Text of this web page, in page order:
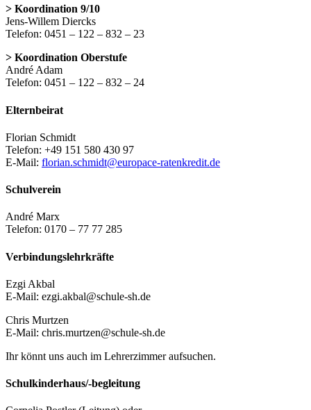
> Koordination 9/10
Jens-Willem Diercks
Telefon: 0451 – 122 – 832 – 23
> Koordination Oberstufe
André Adam
Telefon: 0451 – 122 – 832 – 24
Elternbeirat
Florian Schmidt
Telefon: +49 151 580 430 97
E-Mail: florian.schmidt@europace-ratenkredit.de
Schulverein
André Marx
Telefon: 0170 – 77 77 285
Verbindungslehrkräfte
Ezgi Akbal
E-Mail: ezgi.akbal@schule-sh.de
Chris Murtzen
E-Mail: chris.murtzen@schule-sh.de
Ihr könnt uns auch im Lehrerzimmer aufsuchen.
Schulkinderhaus/-begleitung